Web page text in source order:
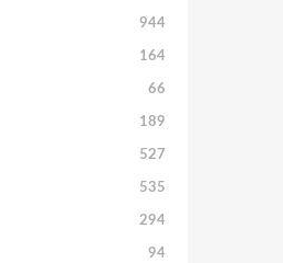
944
164
66
189
527
535
294
94